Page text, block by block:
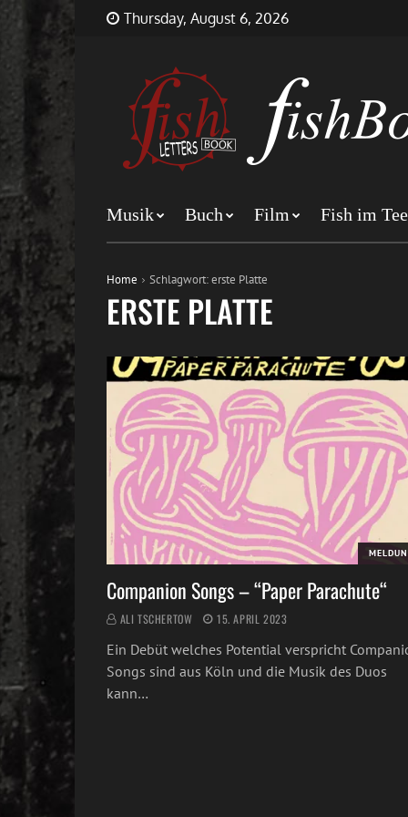
content
FishBookLetters
Musik,
Buch…
Thursday, August 6, 2026
Musik Buch Film Fish im Tee
Home Schlagwort:erste Platte
ERSTE PLATTE
Companion Songs – “Paper Parachute“
ALI TSCHERTOW 15. APRIL 2023
Ein Debüt welches Potential verspricht
Songs sind aus Köln und die Musik des Duos
kann…